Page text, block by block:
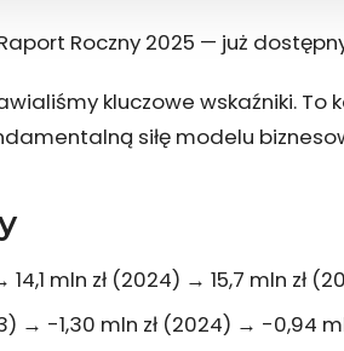
Roczny 2025 — już
kluczowe wskaźniki. To
siłę modelu
14,1 mln zł (2024) → 15,7 mln zł
→ -1,30 mln zł (2024) → -0,94